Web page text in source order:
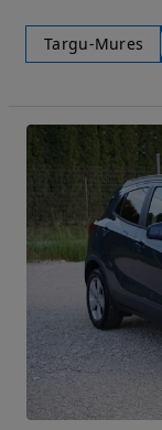
Targu-Mures